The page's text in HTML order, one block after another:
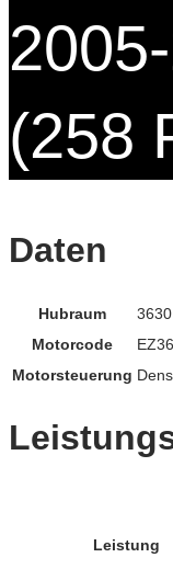
(258
Daten
Hubraum
Motorcode
Motorsteuerung
Leistung